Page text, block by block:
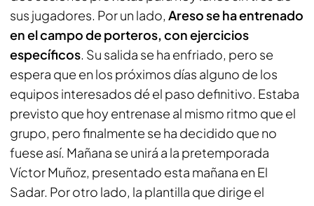
sus jugadores. Por un lado, Areso se ha entrenado
en el campo de porteros, con ejercicios
específicos. Su salida se ha enfriado, pero se
espera que en los próximos días alguno de los
equipos interesados dé el paso definitivo. Estaba
previsto que hoy entrenase al mismo ritmo que el
grupo, pero finalmente se ha decidido que no
fuese así. Mañana se unirá a la pretemporada
Víctor Muñoz, presentado esta mañana en El
Sadar. Por otro lado, la plantilla que dirige el